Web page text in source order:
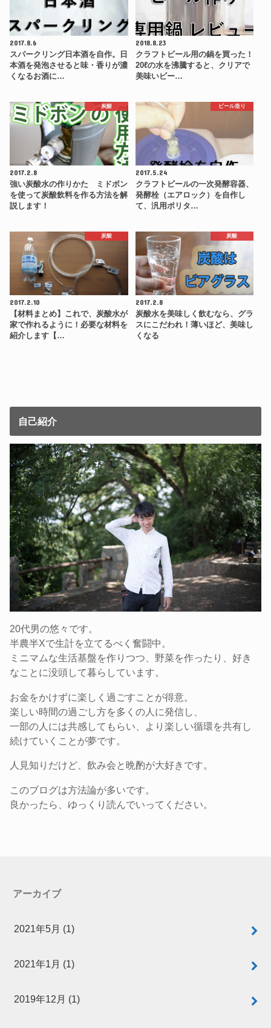
2017.8.6
スパークリング日本酒を自作。日
本酒を発泡させると味・香りが濃
くなるお酒に…
2018.8.23
クラフトビール用の鍋を買った！
20ℓの水を沸騰すると、クリアで
美味いビー…
炭酸
2017.2.8
強い炭酸水の作りかた ミドボン
を使って炭酸飲料を作る方法を解
説します！
ビール造り
2017.5.24
クラフトビールの一次発酵容器、
発酵栓（エアロック）を自作し
て、汎用ポリタ…
炭酸
2017.2.10
【材料まとめ】これで、炭酸水が
家で作れるように！必要な材料を
紹介します【…
炭酸
2017.2.8
炭酸水を美味しく飲むなら、グラ
スにこだわれ！薄いほど、美味し
くなる
自己紹介
20代男の悠々です。
半農半Xで生計を立てるべく奮闘中。
ミニマムな生活基盤を作りつつ、野菜を作ったり、好き
なことに没頭して暮らしています。
お金をかけずに楽しく過ごすことが得意。
楽しい時間の過ごし方を多くの人に発信し、
一部の人には共感してもらい、より楽しい循環を共有し
続けていくことが夢です。
人見知りだけど、飲み会と晩酌が大好きです。
このブログは方法論が多いです。
良かったら、ゆっくり読んでいってください。
アーカイブ
2021年5月 (1)
2021年1月 (1)
2019年12月 (1)